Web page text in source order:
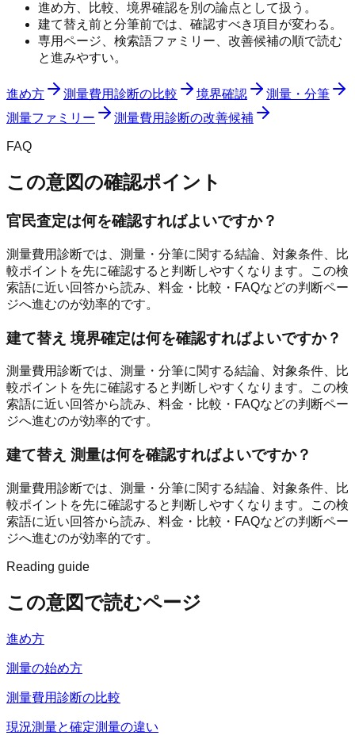
進め方、比較、境界確認を別の論点として扱う。
建て替え前と分筆前では、確認すべき項目が変わる。
専用ページ、検索語ファミリー、改善候補の順で読む
と進みやすい。
進め方 測量費用診断の比較 境界確認
測量・分筆
測量ファミリー
測量費用診断の改善候補
FAQ
この意図の確認ポイント
官民査定は何を確認すればよいですか？
測量費用診断では、測量・分筆に関する結論、対象条件、比
較ポイントを先に確認すると判断しやすくなります。この検
索語に近い回答から読み、料金・比較・FAQなどの判断ペー
ジへ進むのが効率的です。
建て替え 境界確定は何を確認すればよいですか？
測量費用診断では、測量・分筆に関する結論、対象条件、比
較ポイントを先に確認すると判断しやすくなります。この検
索語に近い回答から読み、料金・比較・FAQなどの判断ペー
ジへ進むのが効率的です。
建て替え 測量は何を確認すればよいですか？
測量費用診断では、測量・分筆に関する結論、対象条件、比
較ポイントを先に確認すると判断しやすくなります。この検
索語に近い回答から読み、料金・比較・FAQなどの判断ペー
ジへ進むのが効率的です。
Reading guide
この意図で読むページ
進め方
測量の始め方
測量費用診断の比較
現況測量と確定測量の違い